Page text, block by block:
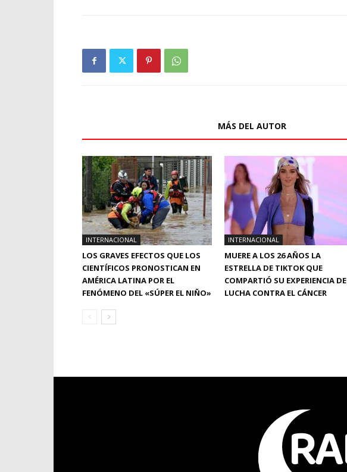
MÁS DEL AUTOR
INTERNACIONAL
LOS GRAVES EFECTOS QUE LOS
CIENTÍFICOS PRONOSTICAN EN
AMÉRICA LATINA POR EL
FENÓMENO DEL «SÚPER EL NIÑO»
INTERNACIONAL
MUERE A LOS 26 AÑOS LA
ESTRELLA DE TIKTOK QUE
COMPARTIÓ SU EXPERIENCIA DE
LUCHA CONTRA EL CÁNCER